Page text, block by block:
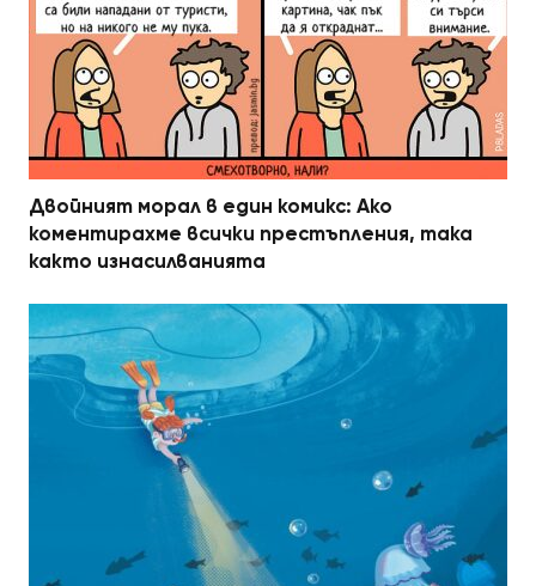
Двойният морал в един комикс: Ако
коментирахме всички престъпления, така
както изнасилванията